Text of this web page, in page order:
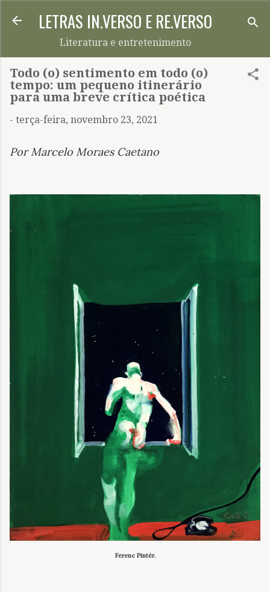
Pular para o conteúdo principal
LETRAS IN.VERSO E RE.VERSO
Literatura e entretenimento
Todo (o) sentimento em todo (o)
tempo: um pequeno itinerário
para uma breve crítica poética
- terça-feira, novembro 23, 2021
Por Marcelo Moraes Caetano
Ferenc Pintér.